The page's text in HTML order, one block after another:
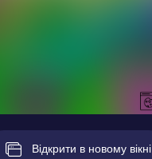
Відкрити в новому вікні